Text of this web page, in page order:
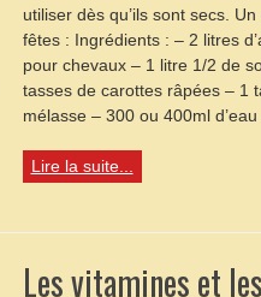
utiliser dès qu’ils sont secs.
fêtes : Ingrédients : – 2 litres
pour chevaux – 1 litre 1/2 de
tasses de carottes râpées – 1
mélasse – 300 ou 400ml d’eau
Lire la suite...
Les vitamines et